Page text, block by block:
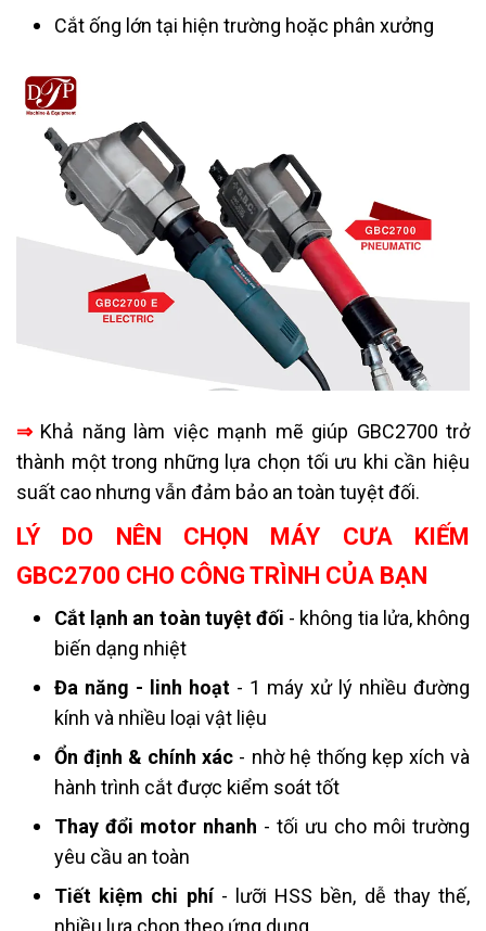
Cắt ống lớn tại hiện trường hoặc phân xưởng
⇒ Khả năng làm việc mạnh mẽ giúp GBC2700 trở
thành một trong những lựa chọn tối ưu khi cần hiệu
suất cao nhưng vẫn đảm bảo an toàn tuyệt đối.
LÝ DO NÊN CHỌN MÁY CƯA KIẾM
GBC2700 CHO CÔNG TRÌNH CỦA BẠN
Cắt lạnh an toàn tuyệt đối - không tia lửa, không
biến dạng nhiệt
Đa năng - linh hoạt - 1 máy xử lý nhiều đường
kính và nhiều loại vật liệu
Ổn định & chính xác - nhờ hệ thống kẹp xích và
hành trình cắt được kiểm soát tốt
Thay đổi motor nhanh - tối ưu cho môi trường
yêu cầu an toàn
Tiết kiệm chi phí- lưỡi HSS bền, dễ thay thế,
nhiều lựa chọn theo ứng dụng